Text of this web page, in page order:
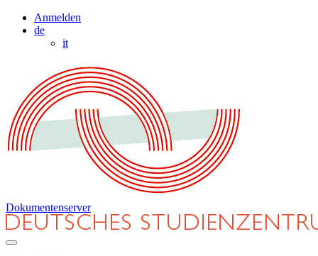
Anmelden
de
it
Dokumentenserver